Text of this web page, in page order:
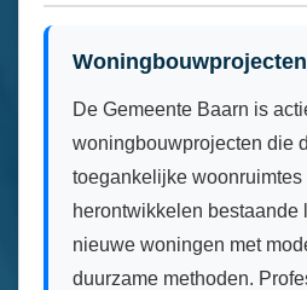
Woningbouwprojecten
De Gemeente Baarn is
woningbouwprojecten die
toegankelijke woonruimtes
herontwikkelen bestaande
nieuwe woningen met
duurzame methoden.